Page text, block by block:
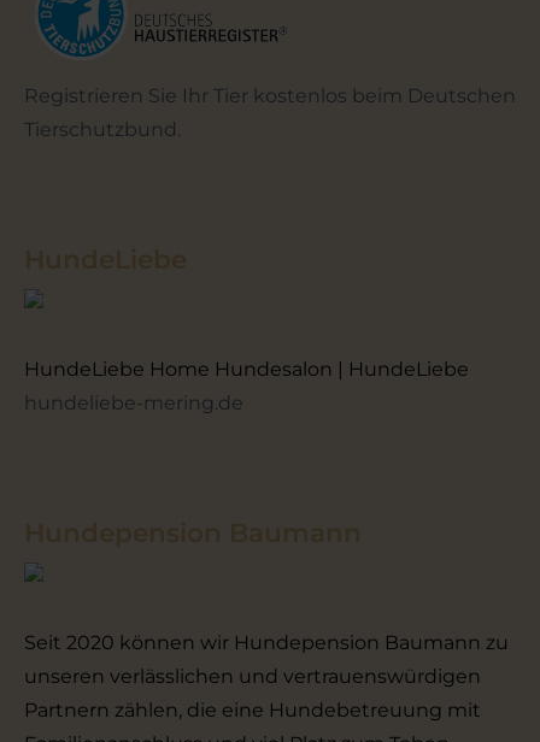
Registrieren Sie Ihr Tier kostenlos beim Deutschen
Tierschutzbund.
HundeLiebe Home Hundesalon | HundeLiebe
hundeliebe-mering.de
Seit 2020 können wir Hundepension Baumann zu
unseren verlässlichen und vertrauenswürdigen
Partnern zählen, die eine Hundebetreuung mit